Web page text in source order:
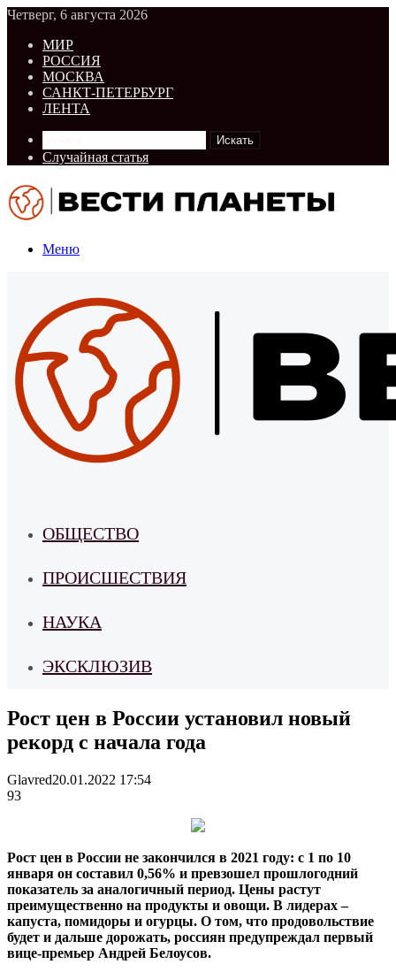
Четверг, 6 августа 2026
МИР
РОССИЯ
МОСКВА
САНКТ-ПЕТЕРБУРГ
ЛЕНТА
Искать
Случайная статья
Меню
ОБЩЕСТВО
ПРОИСШЕСТВИЯ
НАУКА
ЭКСКЛЮЗИВ
Рост цен в России установил новый
рекорд с начала года
Glavred20.01.2022 17:54
93
Рост цен в России не закончился в 2021 году: с 1 по 10
января он составил 0,56% и превзошел прошлогодний
показатель за аналогичный период. Цены растут
преимущественно на продукты и овощи. В лидерах –
капуста, помидоры и огурцы. О том, что продовольствие
будет и дальше дорожать, россиян предупреждал первый
вице-премьер Андрей Белоусов.